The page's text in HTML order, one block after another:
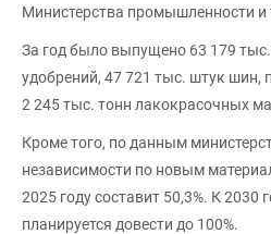
Министерства промышленности и
За год было выпущено 63 179
удобрений, 47 721 тыс. штук
2 245 тыс. тонн лакокрасочных
Кроме того, по данным
независимости по новым
2025 году составит 50,3%. К 2030
планируется довести до 100%.